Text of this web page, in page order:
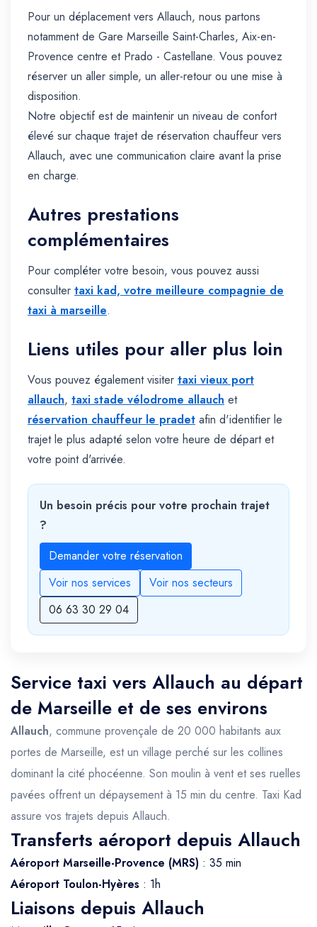
Pour un déplacement vers Allauch, nous partons
notamment de Gare Marseille Saint-Charles, Aix-en-
Provence centre et Prado - Castellane. Vous pouvez
réserver un aller simple, un aller-retour ou une mise à
disposition.
Notre objectif est de maintenir un niveau de confort
élevé sur chaque trajet de réservation chauffeur vers
Allauch, avec une communication claire avant la prise
en charge.
Autres prestations
complémentaires
Pour compléter votre besoin, vous pouvez aussi
consulter taxi kad, votre meilleure compagnie de
taxi à marseille.
Liens utiles pour aller plus loin
Vous pouvez également visiter taxi vieux port
allauch, taxi stade vélodrome allauch et
réservation chauffeur le pradet afin d'identifier le
trajet le plus adapté selon votre heure de départ et
votre point d'arrivée.
Un besoin précis pour votre prochain trajet
?
Demander votre réservation
Voir nos services
Voir nos secteurs
06 63 30 29 04
Service taxi vers Allauch au départ
de Marseille et de ses environs
Allauch, commune provençale de 20 000 habitants aux
portes de Marseille, est un village perché sur les collines
dominant la cité phocéenne. Son moulin à vent et ses ruelles
pavées offrent un dépaysement à 15 min du centre. Taxi Kad
assure vos trajets depuis Allauch.
Transferts aéroport depuis Allauch
Aéroport Marseille-Provence (MRS) : 35 min
Aéroport Toulon-Hyères : 1h
Liaisons depuis Allauch